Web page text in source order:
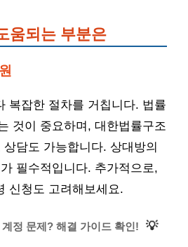
움되는 부분은
복잡한 절차를 거칩니다. 법률
것이 중요하며, 대한법률구조
담도 가능합니다. 상대방의
필수적입니다. 추가적으로,
신청도 고려해보세요.
정 문제? 해결 가이드 확인! 💡